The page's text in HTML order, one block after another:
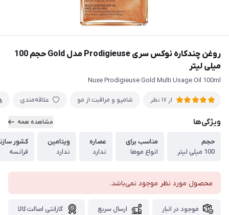
روغن چندکاره نوکس سری Prodigieuse مدل Gold حجم 100
میلی لیتر
Nuxe Prodigieuse Gold Multi Usage Oil 100ml
از 17 نظر شامپو و مراقبت از مو علاقه‌مندی
ویژگی‌ها مشاهده همه
حجم
100 میلی لیتر
مناسب برای
انواع موها
عصاره
ندارد
ویتامین
ندارد
کشور
فرانسه
محصول مورد نظر موجود نمی‌باشد.
موجود در انبار ارسال سریع گارانتی اصالت کالا